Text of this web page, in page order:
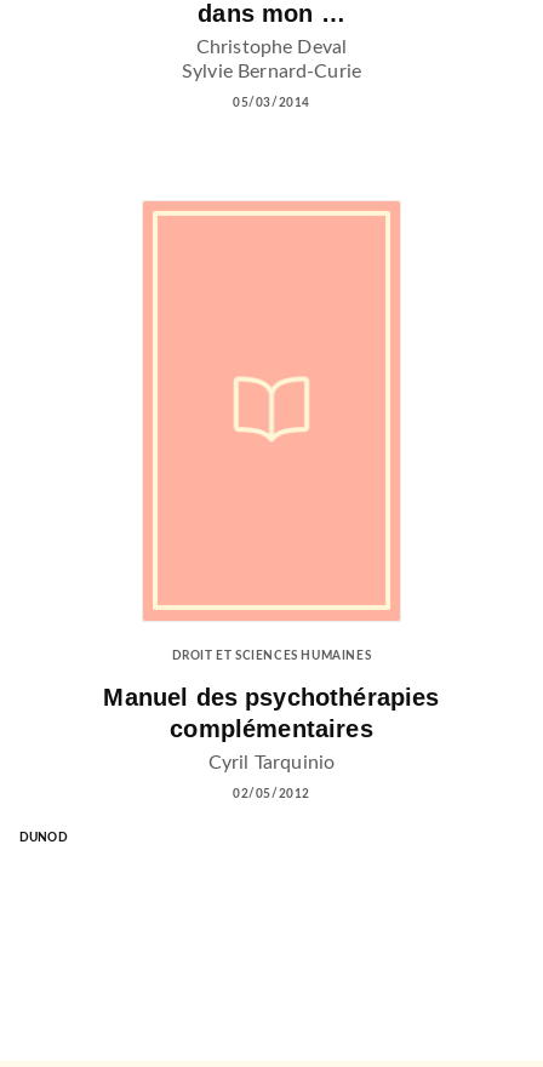
dans mon …
Christophe Deval
Sylvie Bernard-Curie
05/03/2014
DROIT ET SCIENCES HUMAINES
Manuel des psychothérapies
complémentaires
Cyril Tarquinio
02/05/2012
DUNOD